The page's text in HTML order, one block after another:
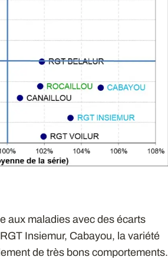
aux maladies avec des écarts
Insiemur, Cabayou, la variété
de très bons comportements.